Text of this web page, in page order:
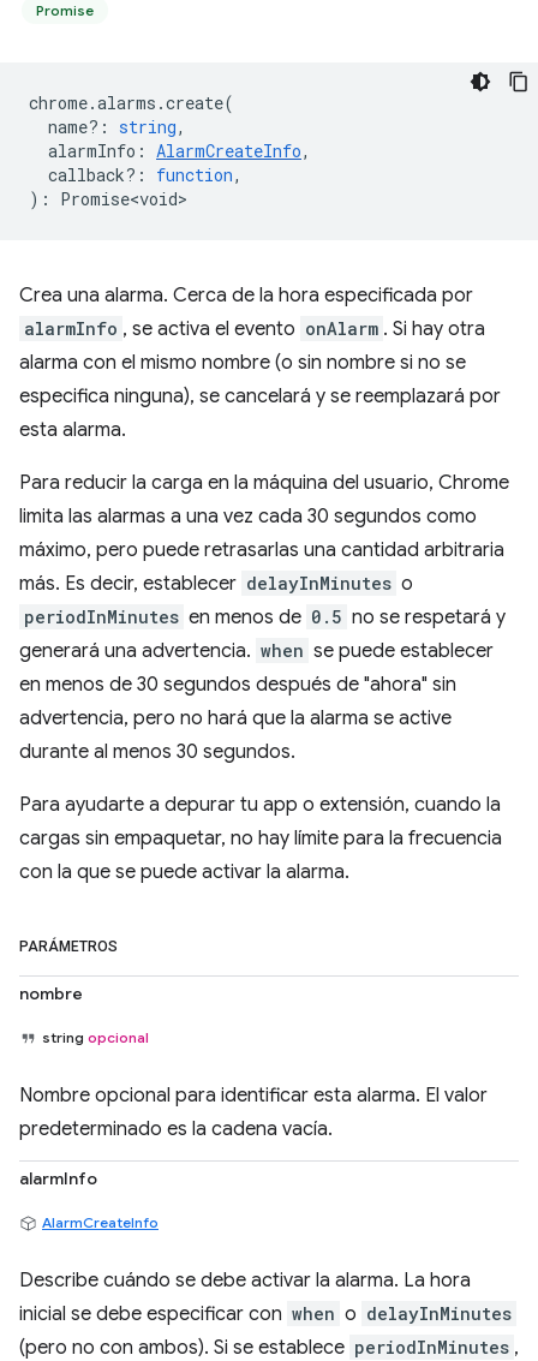
Promise
chrome.alarms .create(
name? : string,
alarmInfo : AlarmCreateInfo,
callback? : function,
) : Promise<void>
Crea una alarma. Cerca de la hora especificada por
alarmInfo , se activa el evento onAlarm . Si hay otra
alarma con el mismo nombre (o sin nombre si no se
especifica ninguna), se cancelará y se reemplazará por
esta alarma.
Para reducir la carga en la máquina del usuario, Chrome
limita las alarmas a una vez cada 30 segundos como
máximo, pero puede retrasarlas una cantidad arbitraria
más. Es decir, establecer delayInMinutes o
periodInMinutes en menos de 0.5 no se respetará y
generará una advertencia. when se puede establecer
en menos de 30 segundos después de "ahora" sin
advertencia, pero no hará que la alarma se active
durante al menos 30 segundos.
Para ayudarte a depurar tu app o extensión, cuando la
cargas sin empaquetar, no hay límite para la frecuencia
con la que se puede activar la alarma.
PARÁMETROS
nombre
string opcional
Nombre opcional para identificar esta alarma. El valor
predeterminado es la cadena vacía.
alarmInfo
AlarmCreateInfo
Describe cuándo se debe activar la alarma. La hora
inicial se debe especificar con when o delayInMinutes
(pero no con ambos). Si se establece periodInMinutes ,